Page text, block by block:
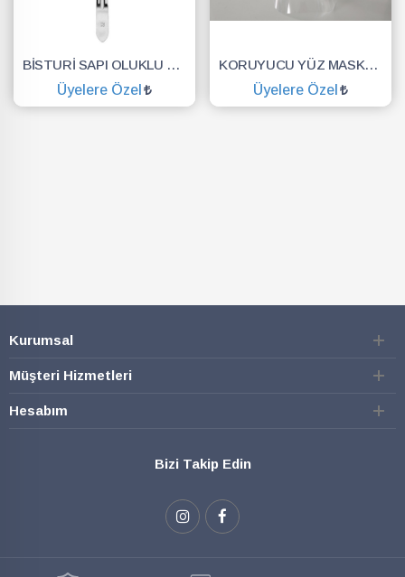
BİSTURİ SAPI OLUKLU NO.3
Üyelere Özel
KORUYUCU YÜZ MASKESİ SİPERLİK.YÜZ KALKANI.DENTAL MASKE
Üyelere Özel
Kurumsal
Müşteri Hizmetleri
Hesabım
Bizi Takip Edin